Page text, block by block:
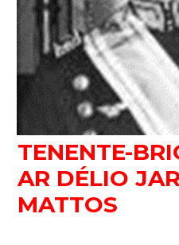
TENENTE-
AR DÉLIO
MATTOS
Newsletter.
Assine e receba os
Desenvolvido por SendPulse